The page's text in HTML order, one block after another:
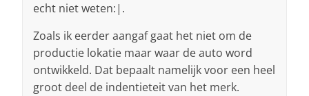
echt niet weten:|.
Zoals ik eerder aangaf gaat het niet om de
productie lokatie maar waar de auto word
ontwikkeld. Dat bepaalt namelijk voor een heel
groot deel de indentieteit van het merk.